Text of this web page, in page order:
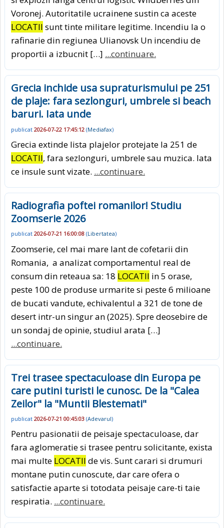
Voronej. Autoritatile ucrainene sustin ca aceste
LOCATII sunt tinte militare legitime. Incendiu la o
rafinarie din regiunea Ulianovsk Un incendiu de
proportii a izbucnit […] ...continuare.
Grecia inchide usa supraturismului pe 251
de plaje: fara sezlonguri, umbrele si beach
baruri. Iata unde
publicat 2026-07-22 17:45:12 (Mediafax)
Grecia extinde lista plajelor protejate la 251 de
LOCATII, fara sezlonguri, umbrele sau muzica. Iata
ce insule sunt vizate. ...continuare.
Radiografia poftei romanilor! Studiu
Zoomserie 2026
publicat 2026-07-21 16:00:08 (Libertatea)
Zoomserie, cel mai mare lant de cofetarii din
Romania, a analizat comportamentul real de
consum din reteaua sa: 18 LOCATII in 5 orase,
peste 100 de produse urmarite si peste 6 milioane
de bucati vandute, echivalentul a 321 de tone de
desert intr-un singur an (2025). Spre deosebire de
un sondaj de opinie, studiul arata […]
...continuare.
Trei trasee spectaculoase din Europa pe
care putini turisti le cunosc. De la "Calea
Zeilor" la "Muntii Blestemati"
publicat 2026-07-21 00:45:03 (Adevarul)
Pentru pasionatii de peisaje spectaculoase, dar
fara aglomeratie si trasee pentru solicitante, exista
mai multe LOCATII de vis. Sunt carari si drumuri
montane putin cunoscute, dar care ofera o
satisfactie aparte si totodata peisaje care-ti taie
respiratia. ...continuare.